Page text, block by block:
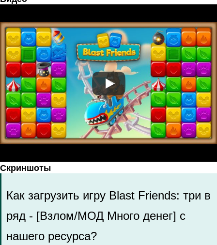
Скриншоты
Как загрузить игру Blast Friends: три в
ряд - [Взлом/МОД Много денег] с
нашего ресурса?